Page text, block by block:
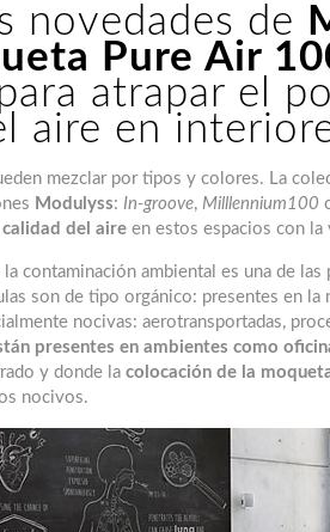
novedades de
Pure Air
atrapar el
aire en
mezclar por tipos y colores. La
Modulyss:In-groove,Milllennium100
del aire en estos espacios con
contaminación ambiental es una de
son de tipo orgánico: presentes en la
nocivas: aerotransportadas,
presentes en ambientes como
y donde lacolocación de la
nocivos.